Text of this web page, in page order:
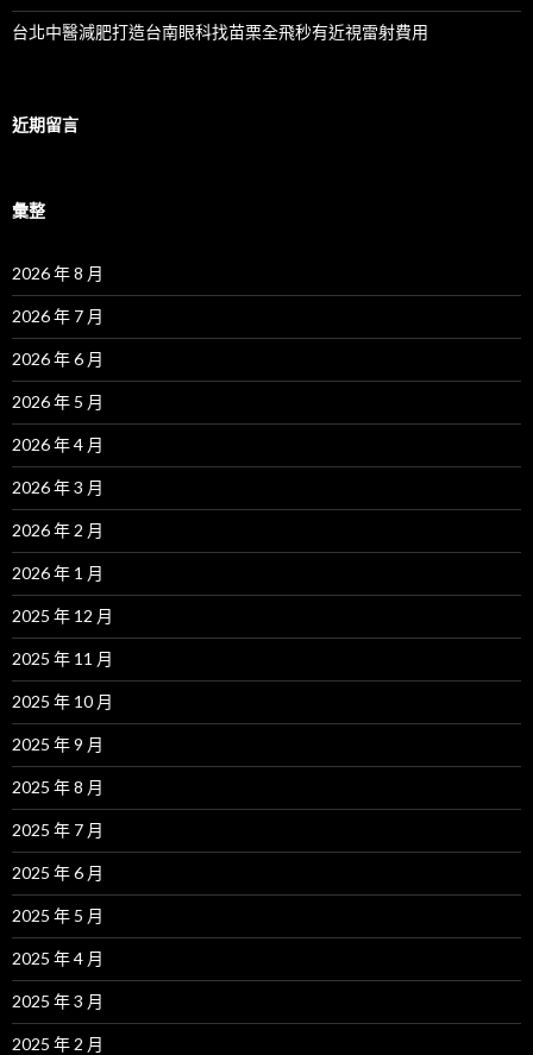
台北中醫減肥打造台南眼科找苗栗全飛秒有近視雷射費用
近期留言
彙整
2026 年 8 月
2026 年 7 月
2026 年 6 月
2026 年 5 月
2026 年 4 月
2026 年 3 月
2026 年 2 月
2026 年 1 月
2025 年 12 月
2025 年 11 月
2025 年 10 月
2025 年 9 月
2025 年 8 月
2025 年 7 月
2025 年 6 月
2025 年 5 月
2025 年 4 月
2025 年 3 月
2025 年 2 月